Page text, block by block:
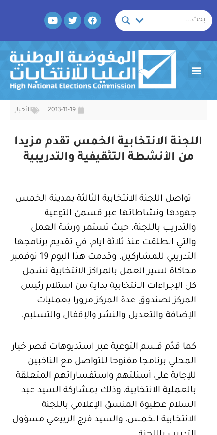
إلى
المحتوى
F
a
e
b
o
o
k
T
w
t
t
e
r
Y
o
t
b
e
Menu
2013-11-19 الأخبار
اللجنة الانتخابية الخمس تقدم مزيدا
من الأنشطة التثقيفية والتدريبية
تواصل اللجنة الانتخابية الثالثة بمدينة الخمس
جهودها ونشاطاتها عبر قسميّ التوعية
والتدريب باللجنة. حيث تستمر ورشة العمل
والتي انطلقت منذ ثلاثة ايام، في تقديم برنامجها
التدريبي للمشاركين، وقدمت هذا اليوم 19 نوفمبر
محاكاة لسير العمل بالمراكز الانتخابية تشمل
كل الإجراءات الانتخابية بداية من استلام رئيس
المركز لصندوق عدة المركز مرورا بعمليات
الإضافة والتعديل والنشر والإقفال والتسليم.
كما قدّم قسم التوعية عبر استديوهات قصر خيار
المحلي برنامجا مفتوحا للتواصل مع الناخبين
للإجابة على أسئلتهم واستفساراتهم المتعلقة
بالعملية الانتخابية، وذلك بمشاركة السيد عبد
السلام عطيوة المنسق الإعلامي باللجنة
الانتخابية الخمس، والسيد فرج الربيعي مسؤول